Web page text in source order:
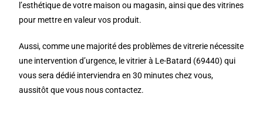
l’esthétique de votre maison ou magasin, ainsi que des vitrines
pour mettre en valeur vos produit.
Aussi, comme une majorité des problèmes de vitrerie nécessite
une intervention d’urgence, le vitrier à Le-Batard (69440) qui
vous sera dédié interviendra en 30 minutes chez vous,
aussitôt que vous nous contactez.